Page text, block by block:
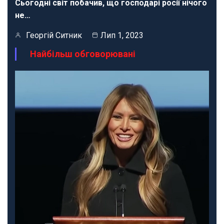
Сьогодні світ побачив, що господарі росії нічого
не…
Георгій Ситник Лип 1, 2023
Найбільш обговорювані